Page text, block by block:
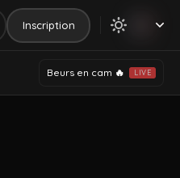
Inscription
Beurs en cam 🔥 LIVE